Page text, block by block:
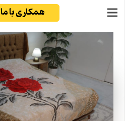
همکاری با ما